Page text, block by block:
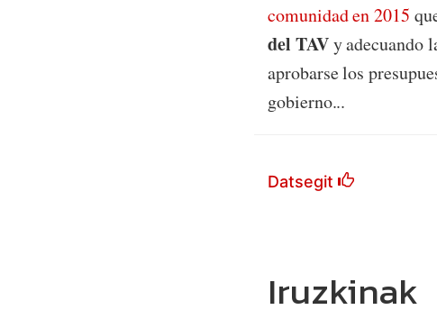
comunidad en 2015
del TAVy adecuando
aprobarse los
gobierno...
Datsegit
Iruzkinak